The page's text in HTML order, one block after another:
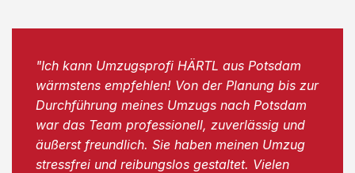
"Ich kann Umzugsprofi HÄRTL aus Potsdam
wärmstens empfehlen! Von der Planung bis zur
Durchführung meines Umzugs nach Potsdam
war das Team professionell, zuverlässig und
äußerst freundlich. Sie haben meinen Umzug
stressfrei und reibungslos gestaltet. Vielen